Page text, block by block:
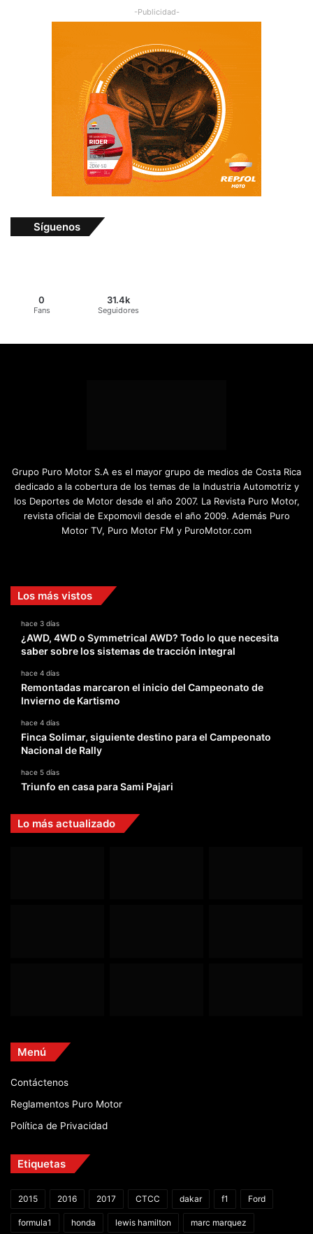
-Publicidad-
Síguenos
0
Fans
31.4k
Seguidores
Grupo Puro Motor S.A es el mayor grupo de medios de Costa Rica
dedicado a la cobertura de los temas de la Industria Automotriz y
los Deportes de Motor desde el año 2007. La Revista Puro Motor,
revista oficial de Expomovil desde el año 2009. Además Puro
Motor TV, Puro Motor FM y PuroMotor.com
Los más vistos
hace 3 días
¿AWD, 4WD o Symmetrical AWD? Todo lo que necesita
saber sobre los sistemas de tracción integral
hace 4 días
Remontadas marcaron el inicio del Campeonato de
Invierno de Kartismo
hace 4 días
Finca Solimar, siguiente destino para el Campeonato
Nacional de Rally
hace 5 días
Triunfo en casa para Sami Pajari
Lo más actualizado
Menú
Contáctenos
Reglamentos Puro Motor
Política de Privacidad
Etiquetas
2015 2016 2017 CTCC dakar f1 Ford
formula1 honda lewis hamilton marc marquez